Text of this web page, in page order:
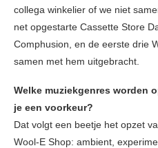
collega winkelier of we niet
net opgestarte Cassette Store
Comphusion, en de eerste drie
samen met hem uitgebracht.
Welke muziekgenres worden
je een voorkeur?
Dat volgt een beetje het opzet
Wool-E Shop: ambient,